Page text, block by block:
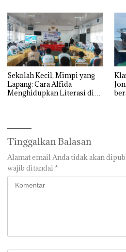
Sekolah Kecil, Mimpi yang
Lapang: Cara Alfida
Menghidupkan Literasi di
Tinggalkan Balasan
Alamat email Anda tidak akan
wajib ditandai *